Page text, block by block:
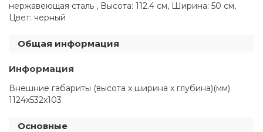
нержавеющая сталь , Высота: 112.4 см, Ширина: 50 см,
Цвет: черный
Общая информация
Информация
Внешние габариты (высота х ширина х глубина)(мм)
1124x532x103
Основные